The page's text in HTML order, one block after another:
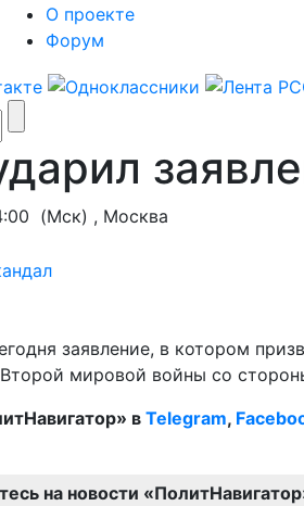
О проекте
Форум
(Мск) , Москва
заявление, в котором
мировой войны со
в Telegram,
на новости